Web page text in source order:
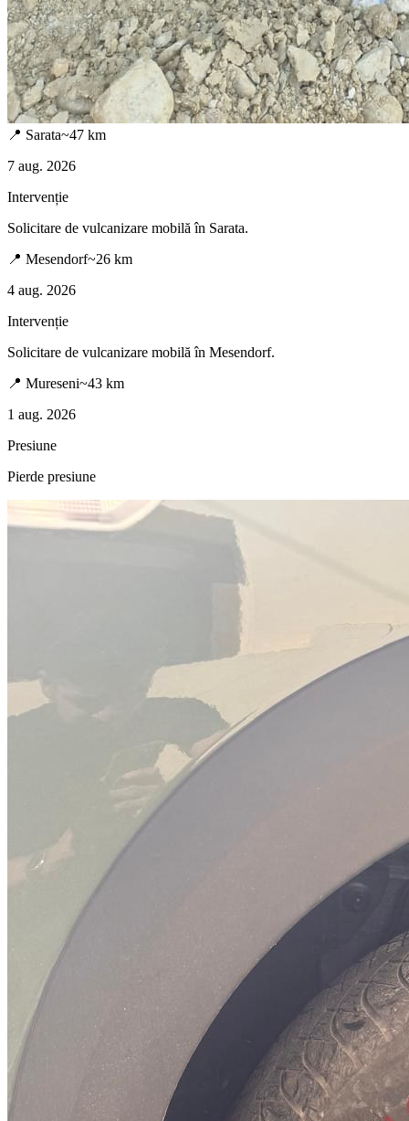
📍 Sarata~47 km
7 aug. 2026
Intervenție
Solicitare de vulcanizare mobilă în Sarata.
📍 Mesendorf~26 km
4 aug. 2026
Intervenție
Solicitare de vulcanizare mobilă în Mesendorf.
📍 Mureseni~43 km
1 aug. 2026
Presiune
Pierde presiune